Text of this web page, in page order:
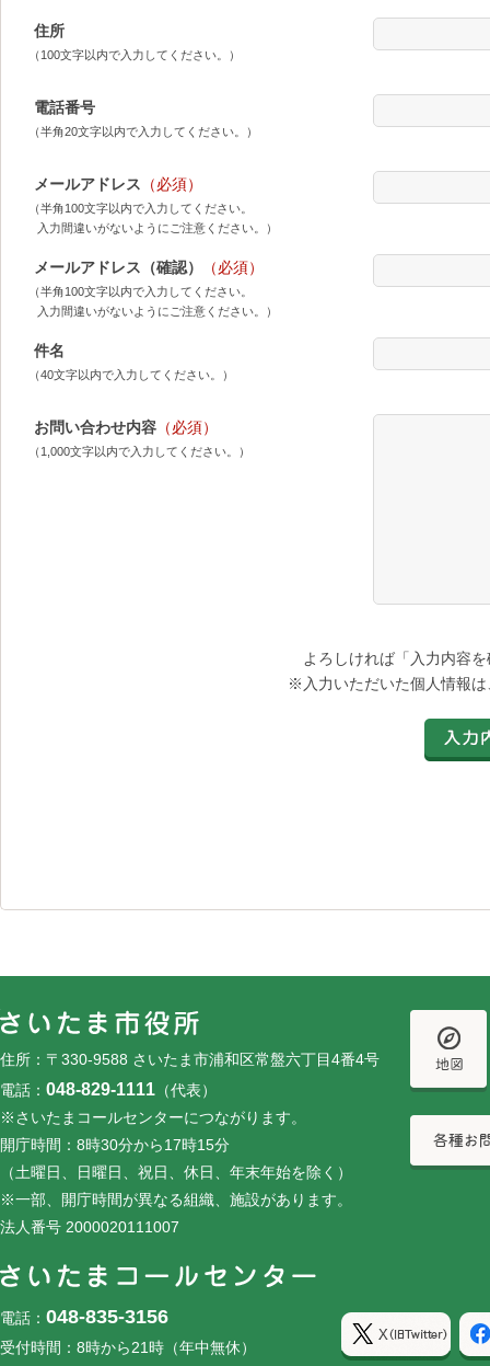
住所
（100文字以内で入力してください。）
電話番号
（半角20文字以内で入力してください。）
メールアドレス （必須）
（半角100文字以内で入力してください。
入力間違いがないようにご注意ください。）
メールアドレス（確認） （必須）
（半角100文字以内で入力してください。
入力間違いがないようにご注意ください。）
件名
（40文字以内で入力してください。）
お問い合わせ内容 （必須）
（1,000文字以内で入力してください。）
よろしければ「入力内容
※入力いただいた個人情報
住所：〒330-9588 さいたま市浦和区常盤六丁目4番4号
電話： 048-829-1111 （代表）
※さいたまコールセンターにつながります。
開庁時間：8時30分から17時15分
（土曜日、日曜日、祝日、休日、年末年始を除く）
※一部、開庁時間が異なる組織、施設があります。
法人番号 2000020111007
電話： 048-835-3156
受付時間：8時から21時（年中無休）